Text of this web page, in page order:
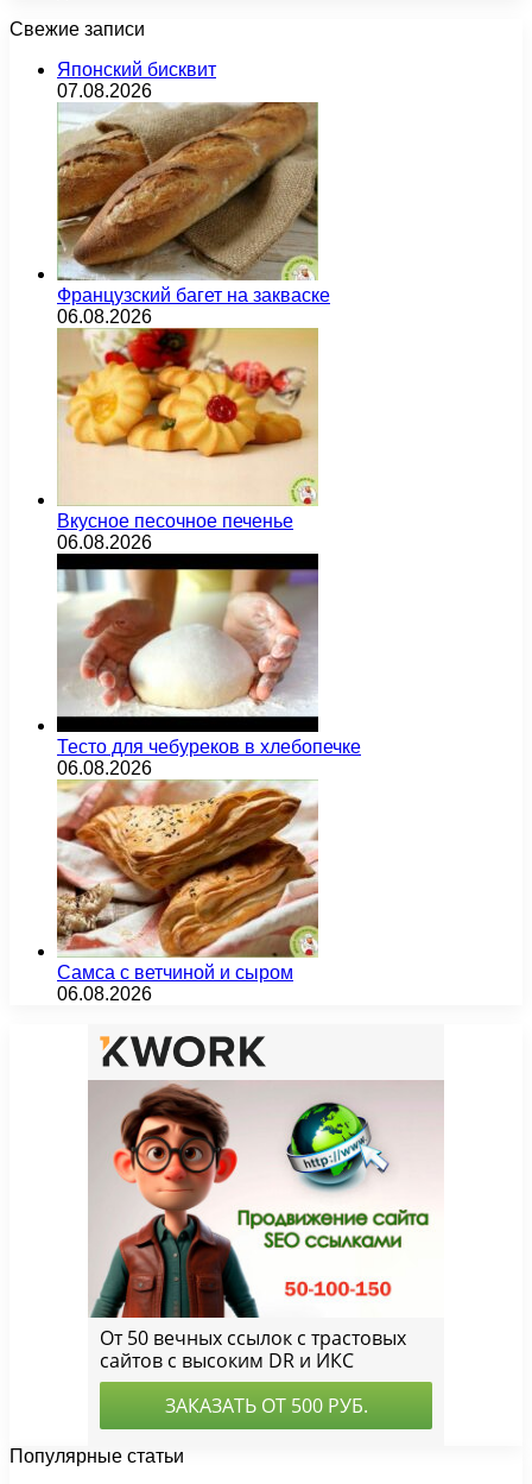
Свежие записи
Японский бисквит
07.08.2026
Французский багет на закваске
06.08.2026
Вкусное песочное печенье
06.08.2026
Тесто для чебуреков в хлебопечке
06.08.2026
Самса с ветчиной и сыром
06.08.2026
Популярные статьи